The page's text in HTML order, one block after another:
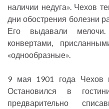
наличии недуга». Чехов
дни обострения болезни
Его выдавали мелочи.
конвертами,
«однообразные».
9 мая 1901 года Чехов
Остановился в
предварительно